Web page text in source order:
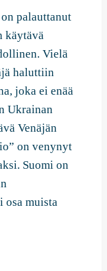
palauttanut
käytävä
Vielä
haluttiin
joka ei enää
Ukrainan
Venäjän
on venynyt
Suomi on
osa muista